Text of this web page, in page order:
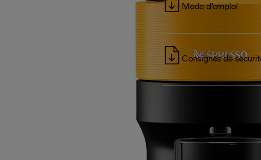
Mode d’emploi
Consignes de